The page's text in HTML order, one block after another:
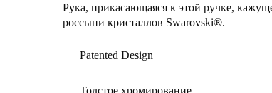
Рука, прикасающаяся к этой ручке,
россыпи кристаллов Swarovski®.
Patented Design